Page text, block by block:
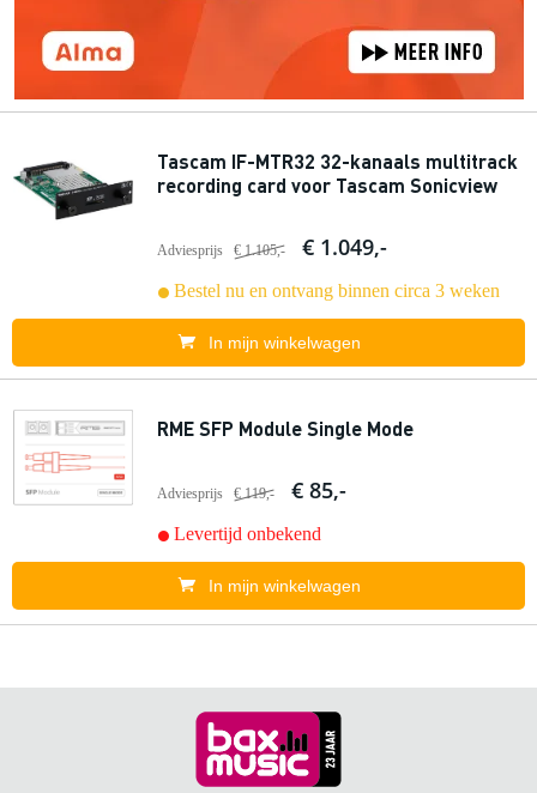
Tascam IF-MTR32 32-kanaals multitrack
recording card voor Tascam Sonicview
Adviesprijs € 1.105,- € 1.049,-
Bestel nu en ontvang binnen circa 3 weken
In mijn winkelwagen
RME SFP Module Single Mode
Adviesprijs € 119,- € 85,-
Levertijd onbekend
In mijn winkelwagen